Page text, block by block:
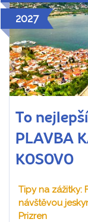
2027
To
PLAVBA
KOSOVO
Tipy na zážitky:
návštěvou
Prizren